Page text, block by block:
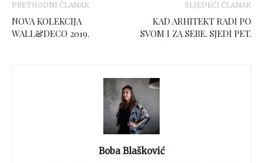
PRETHODNI ČLANAK
NOVA KOLEKCIJA
WALL&DECO 2019.
SLJEDEĆI ČLANAK
KAD ARHITEKT RADI PO
SVOM I ZA SEBE. SJEDI PET.
Boba Blašković